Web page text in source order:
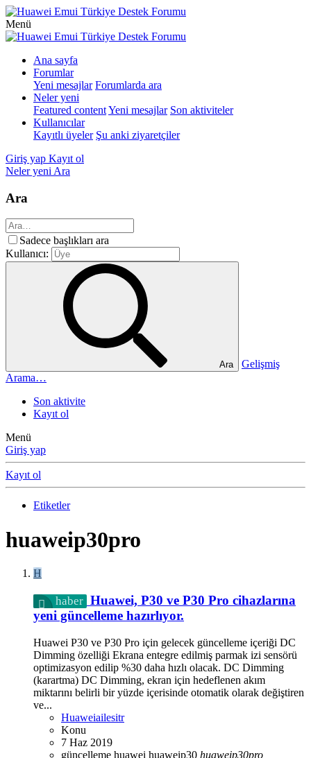
Menü
Ana sayfa
Forumlar
Yeni mesajlar Forumlarda ara
Neler yeni
Featured contentYeni mesajlar Son aktiviteler
Kullanıcılar
Kayıtlı üyeler Şu anki ziyaretçiler
Giriş yap Kayıt ol
Neler yeni Ara
Ara
Sadece başlıkları ara
Kullanıcı:
Ara
Gelişmiş
Arama…
Son aktivite
Kayıt ol
Menü
Giriş yap
Kayıt ol
Etiketler
huaweip30pro
H
haber Huawei, P30 ve P30 Pro cihazlarına
yeni güncelleme hazırlıyor.
Huawei P30 ve P30 Pro için gelecek güncelleme içeriği DC
Dimming özelliği Ekrana entegre edilmiş parmak izi sensörü
optimizasyon edilip %30 daha hızlı olacak. DC Dimming
(karartma) DC Dimming, ekran için hedeflenen akım
miktarını belirli bir yüzde içerisinde otomatik olarak değiştiren
ve...
Huaweiailesitr
Konu
7 Haz 2019
güncelleme huawei huaweip30 huaweip30pro